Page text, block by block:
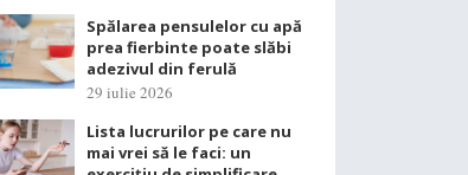
Spălarea pensulelor cu apă
prea fierbinte poate slăbi
adezivul din ferulă
29 iulie 2026
Lista lucrurilor pe care nu
mai vrei să le faci: un